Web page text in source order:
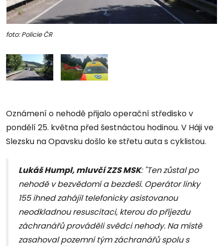
foto: Policie ČR
Oznámení o nehodě přijalo operační středisko v
pondělí 25. května před šestnáctou hodinou. V Háji ve
Slezsku na Opavsku došlo ke střetu auta s cyklistou.
Lukáš Humpl, mluvčí ZZS MSK: "Ten zůstal po
nehodě v bezvědomí a bezdeší. Operátor linky
155 ihned zahájil telefonicky asistovanou
neodkladnou resuscitaci, kterou do příjezdu
záchranářů prováděli svědci nehody. Na místě
zasahoval pozemní tým záchranářů spolu s